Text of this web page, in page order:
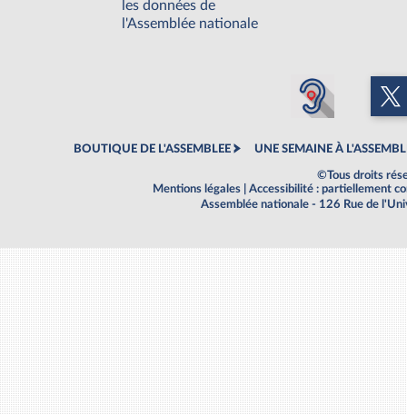
les données de
l'Assemblée nationale
BOUTIQUE DE L'ASSEMBLEE UNE SEMAINE À
©Tous droits
Mentions légales
Accessibilité : partiellement
Assemblée nationale - 126 Rue de